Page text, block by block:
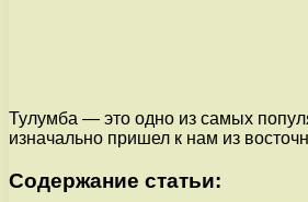
Тулумба — это одно из самых
изначально пришел к нам из
Содержание статьи: